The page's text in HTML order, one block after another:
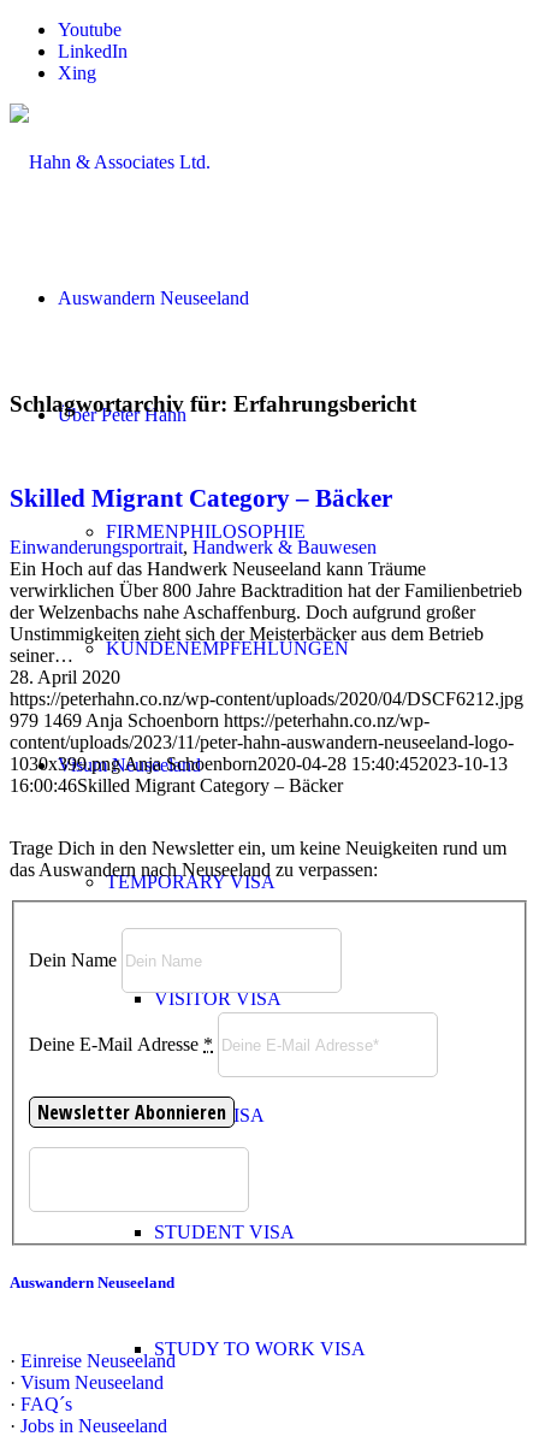
Youtube
LinkedIn
Xing
Auswandern Neuseeland
Über Peter Hahn
FIRMENPHILOSOPHIE
KUNDENEMPFEHLUNGEN
Visum Neuseeland
TEMPORARY VISA
VISITOR VISA
WORK VISA
STUDENT VISA
STUDY TO WORK VISA
Schlagwortarchiv für: Erfahrungsbericht
Skilled Migrant Category – Bäcker
Einwanderungsportrait, Handwerk & Bauwesen
Ein Hoch auf das Handwerk Neuseeland kann Träume
verwirklichen Über 800 Jahre Backtradition hat der Familienbetrieb
der Welzenbachs nahe Aschaffenburg. Doch aufgrund großer
Unstimmigkeiten zieht sich der Meisterbäcker aus dem Betrieb
seiner…
28. April 2020
https://peterhahn.co.nz/wp-content/uploads/2020/04/DSCF6212.jpg
979 1469 Anja Schoenborn https://peterhahn.co.nz/wp-
content/uploads/2023/11/peter-hahn-auswandern-neuseeland-logo-
1030x399.pngAnja Schoenborn2020-04-28 15:40:452023-10-13
16:00:46Skilled Migrant Category – Bäcker
Trage Dich in den Newsletter ein, um keine Neuigkeiten rund um
das Auswandern nach Neuseeland zu verpassen:
Dein Name
Deine E-Mail Adresse *
Auswandern Neuseeland
· Einreise Neuseeland
· Visum Neuseeland
· FAQ´s
· Jobs in Neuseeland